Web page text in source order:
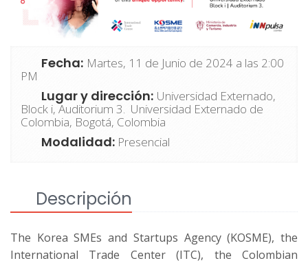
Fecha: Martes, 11 de Junio de 2024 a las 2:00
PM
Lugar y dirección: Universidad Externado,
Block i, Auditorium 3. Universidad Externado de
Colombia, Bogotá, Colombia
Modalidad: Presencial
Descripción
The Korea SMEs and Startups Agency (KOSME), the
International Trade Center (ITC), the Colombian